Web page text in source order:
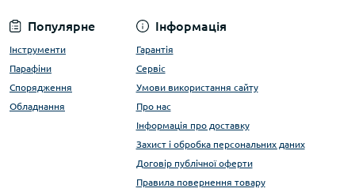
Популярне
Інструменти
Парафіни
Спорядження
Обладнання
Інформація
Гарантія
Сервіс
Умови використання сайту
Про нас
Інформація про доставку
Захист і обробка персональних даних
Договір публічної оферти
Правила повернення товару